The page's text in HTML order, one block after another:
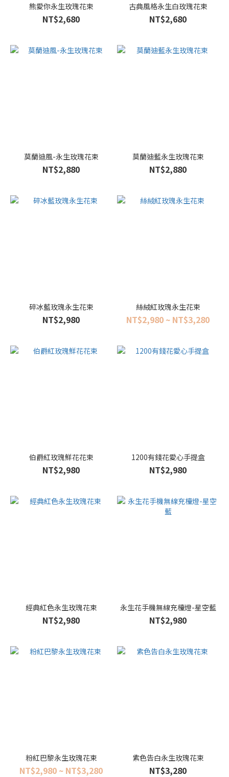
熊愛你永生玫瑰花束
NT$2,680
古典風格永生白玫瑰花束
NT$2,680
莫蘭迪風-永生玫瑰花束
NT$2,880
莫蘭迪藍永生玫瑰花束
NT$2,880
碎冰藍玫瑰永生花束
NT$2,980
絲絨紅玫瑰永生花束
NT$2,980 ~ NT$3,280
伯爵紅玫瑰鮮花花束
NT$2,980
1200有錢花愛心手提盒
NT$2,980
經典紅色永生玫瑰花束
NT$2,980
永生花手機無線充檯燈-星空藍
NT$2,980
粉紅巴黎永生玫瑰花束
NT$2,980 ~ NT$3,280
紫色告白永生玫瑰花束
NT$3,280